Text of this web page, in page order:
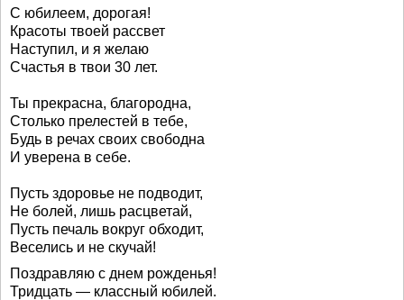
С юбилеем, дорогая!
Красоты твоей рассвет
Наступил, и я желаю
Счастья в твои 30 лет.
Ты прекрасна, благородна,
Столько прелестей в тебе,
Будь в речах своих свободна
И уверена в себе.
Пусть здоровье не подводит,
Не болей, лишь расцветай,
Пусть печаль вокруг обходит,
Веселись и не скучай!
Поздравляю с днем рожденья!
Тридцать — классный юбилей.